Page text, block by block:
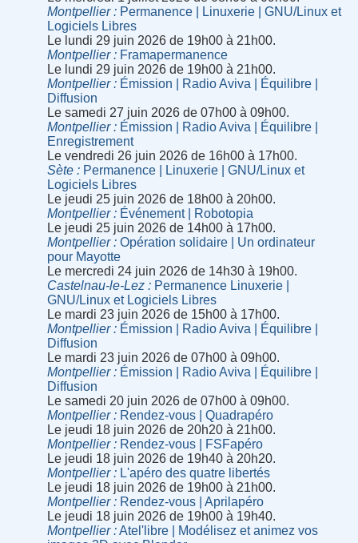
Montpellier
Permanence | Linuxerie | GNU/Linux et
Logiciels Libres
Le lundi 29 juin 2026 de 19h00 à 21h00.
Montpellier
Framapermanence
Le lundi 29 juin 2026 de 19h00 à 21h00.
Montpellier
Émission | Radio Aviva | Équilibre |
Diffusion
Le samedi 27 juin 2026 de 07h00 à 09h00.
Montpellier
Émission | Radio Aviva | Équilibre |
Enregistrement
Le vendredi 26 juin 2026 de 16h00 à 17h00.
Sète
Permanence | Linuxerie | GNU/Linux et
Logiciels Libres
Le jeudi 25 juin 2026 de 18h00 à 20h00.
Montpellier
Événement | Robotopia
Le jeudi 25 juin 2026 de 14h00 à 17h00.
Montpellier
Opération solidaire | Un ordinateur
pour Mayotte
Le mercredi 24 juin 2026 de 14h30 à 19h00.
Castelnau-le-Lez
Permanence Linuxerie |
GNU/Linux et Logiciels Libres
Le mardi 23 juin 2026 de 15h00 à 17h00.
Montpellier
Émission | Radio Aviva | Équilibre |
Diffusion
Le mardi 23 juin 2026 de 07h00 à 09h00.
Montpellier
Émission | Radio Aviva | Équilibre |
Diffusion
Le samedi 20 juin 2026 de 07h00 à 09h00.
Montpellier
Rendez-vous | Quadrapéro
Le jeudi 18 juin 2026 de 20h20 à 21h00.
Montpellier
Rendez-vous | FSFapéro
Le jeudi 18 juin 2026 de 19h40 à 20h20.
Montpellier
L'apéro des quatre libertés
Le jeudi 18 juin 2026 de 19h00 à 21h00.
Montpellier
Rendez-vous | Aprilapéro
Le jeudi 18 juin 2026 de 19h00 à 19h40.
Montpellier
Atel'libre | Modélisez et animez vos